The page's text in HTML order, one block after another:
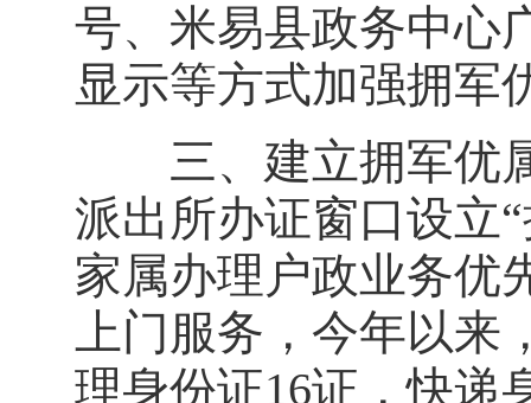
号、米易县政务中心
显示等方式加强拥军
三、建立拥军优属
派出所办证窗口设立
家属办理户政业务优
上门服务，今年以来
理身份证16证，快递